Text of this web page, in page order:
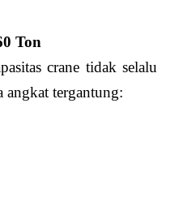
Ton
crane tidak selalu
angkat tergantung: